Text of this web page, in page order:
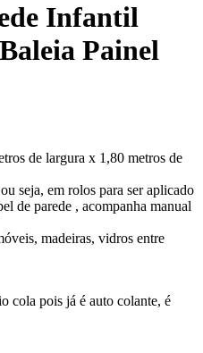
Infantil
Painel
de largura x 1,80 metros de
seja, em rolos para ser aplicado
de parede , acompanha manual
madeiras, vidros entre
cola pois já é auto colante, é